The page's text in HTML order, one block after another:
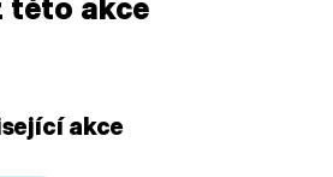
této akce
akce